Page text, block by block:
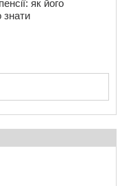
як його
знати